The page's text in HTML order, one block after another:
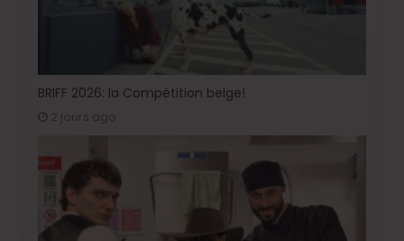
BRIFF 2026: la Compétition belge!
2 jours ago